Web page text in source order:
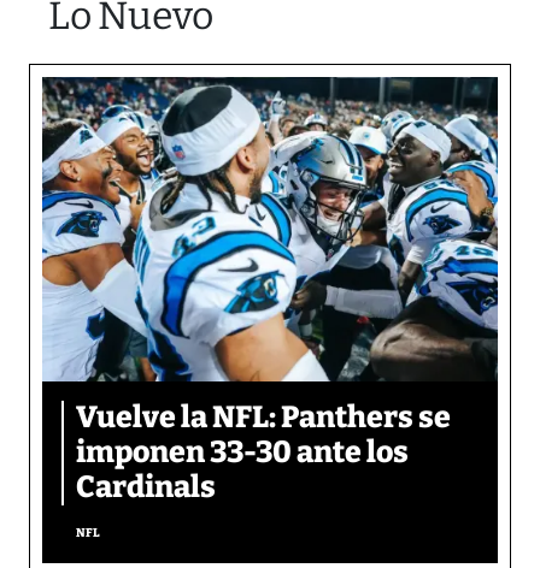
Lo Nuevo
Vuelve la NFL: Panthers se
imponen 33-30 ante los
Cardinals
NFL